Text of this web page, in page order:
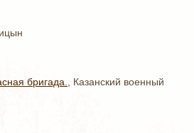
бригада.
, Казанский военный